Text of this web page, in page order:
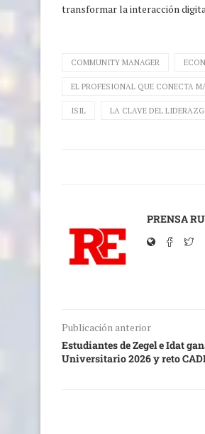
transformar la interacción
COMMUNITY MANAGER
EL PROFESIONAL QUE CONECTA
ISIL LA CLAVE DEL
PRENSA
Publicación anterior
Estudiantes de Zegel e Idat
Universitario 2026 y reto